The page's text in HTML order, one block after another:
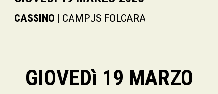
CASSINO | CAMPUS FOLCARA
GIOVEDì 19 MARZO